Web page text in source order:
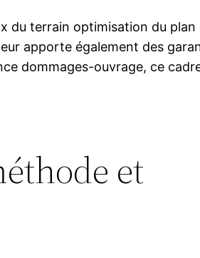
du terrain optimisation du
apporte également des
dommages-ouvrage, ce
et